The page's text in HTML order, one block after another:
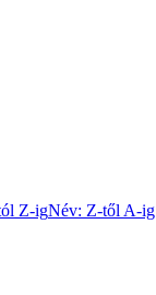
Z-igNév: Z-től A-ig